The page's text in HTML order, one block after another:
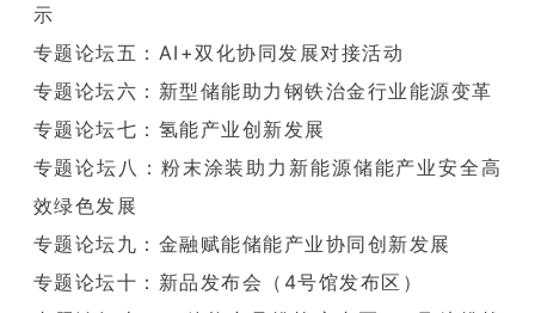
示
专题论坛五：AI+双化协同发展对接活动
专题论坛六：新型储能助力钢铁治金行业能源变革
专题论坛七：氢能产业创新发展
专题论坛八：粉末涂装助力新能源储能产业安全高
效绿色发展
专题论坛九：金融赋能储能产业协同创新发展
专题论坛十：新品发布会（4号馆发布区）